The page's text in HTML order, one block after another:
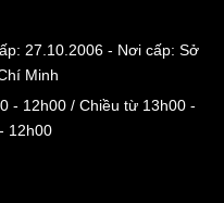
27.10.2006 - Nơi cấp: Sở
Minh
- 12h00 / Chiều từ 13h00 -
12h00